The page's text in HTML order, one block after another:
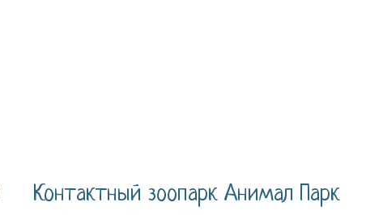
Контактный зоопарк Анимал Парк